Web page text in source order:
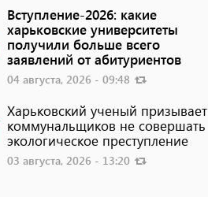
Вступление-2026: какие
харьковские университеты
получили больше всего
заявлений от абитуриентов
04 августа, 2026 - 09:48
Харьковский ученый призывает
коммунальщиков не совершать
экологическое преступление
03 августа, 2026 - 13:20